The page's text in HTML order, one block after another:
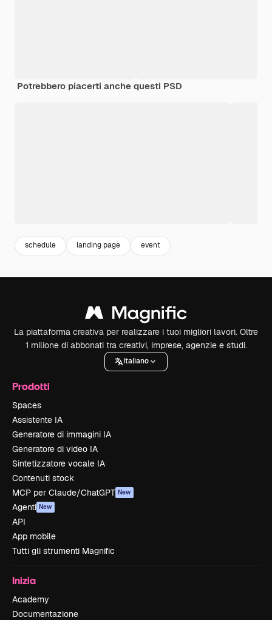
Potrebbero piacerti anche questi PSD
schedule landing page event
La piattaforma creativa per realizzare i tuoi migliori lavori. Oltre
1 milione di abbonati tra creativi, imprese, agenzie e studi.
Italiano
Prodotti
Spaces
Assistente IA
Generatore di immagini IA
Generatore di video IA
Sintetizzatore vocale IA
Contenuti stock
MCP per Claude/ChatGPT New
Agenti New
API
App mobile
Tutti gli strumenti Magnific
Inizia
Academy
Documentazione